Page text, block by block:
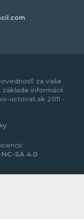
za vaše
informácií
uctovat.sk 2011 -
SA 4.0